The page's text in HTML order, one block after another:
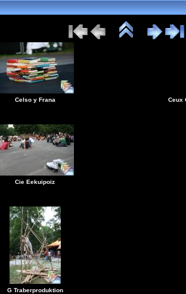
Celso y Frana Ceux
Cie Eekuipoiz
G Traberproduktion